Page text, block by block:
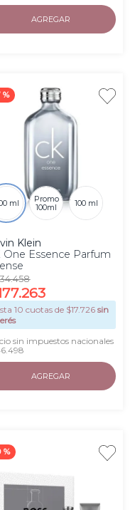
AGREGAR
%
ml
Promo
100ml
100 ml
Klein
One Essence Parfum
.458
.263
10 cuotas de $17.726 sin
sin impuestos nacionales
AGREGAR
%